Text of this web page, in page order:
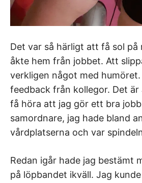
Det var så härligt att få sol på
åkte hem från jobbet. Att
verkligen något med
feedback från kollegor. Det
få höra att jag gör ett bra
samordnare, jag hade bland
vårdplatserna och var
Redan igår hade jag bestämt
på löpbandet ikväll. Jag